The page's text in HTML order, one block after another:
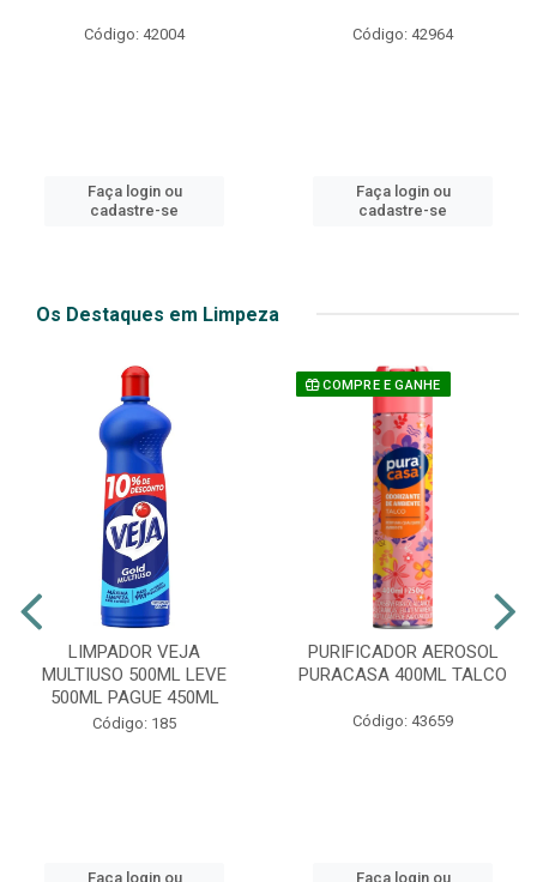
Código: 42004
Faça login ou
cadastre-se
Código: 42964
Faça login ou
cadastre-se
Os Destaques em Limpeza
LIMPADOR VEJA
MULTIUSO 500ML LEVE
500ML PAGUE 450ML
Código: 185
Faça login ou
COMPRE E GANHE
PURIFICADOR AEROSOL
PURACASA 400ML TALCO
Código: 43659
Faça login ou